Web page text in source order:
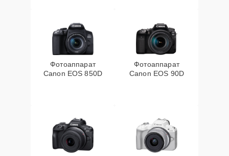
Фотоаппарат
Canon EOS 850D
Фотоаппарат
Canon EOS 90D